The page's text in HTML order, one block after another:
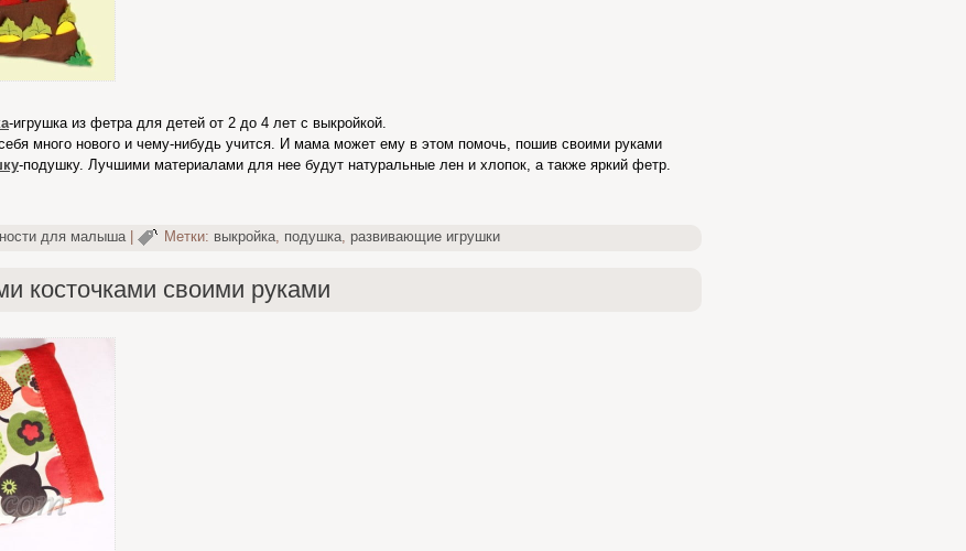
-игрушка из фетра для детей от 2 до 4 лет с выкройкой.
много нового и чему-нибудь учится. И мама может ему в этом помочь, пошив своими руками
-подушку. Лучшими материалами для нее будут натуральные лен и хлопок, а также яркий фетр.
для малыша| Метки: выкройка, подушка, развивающие игрушки
косточками своими руками